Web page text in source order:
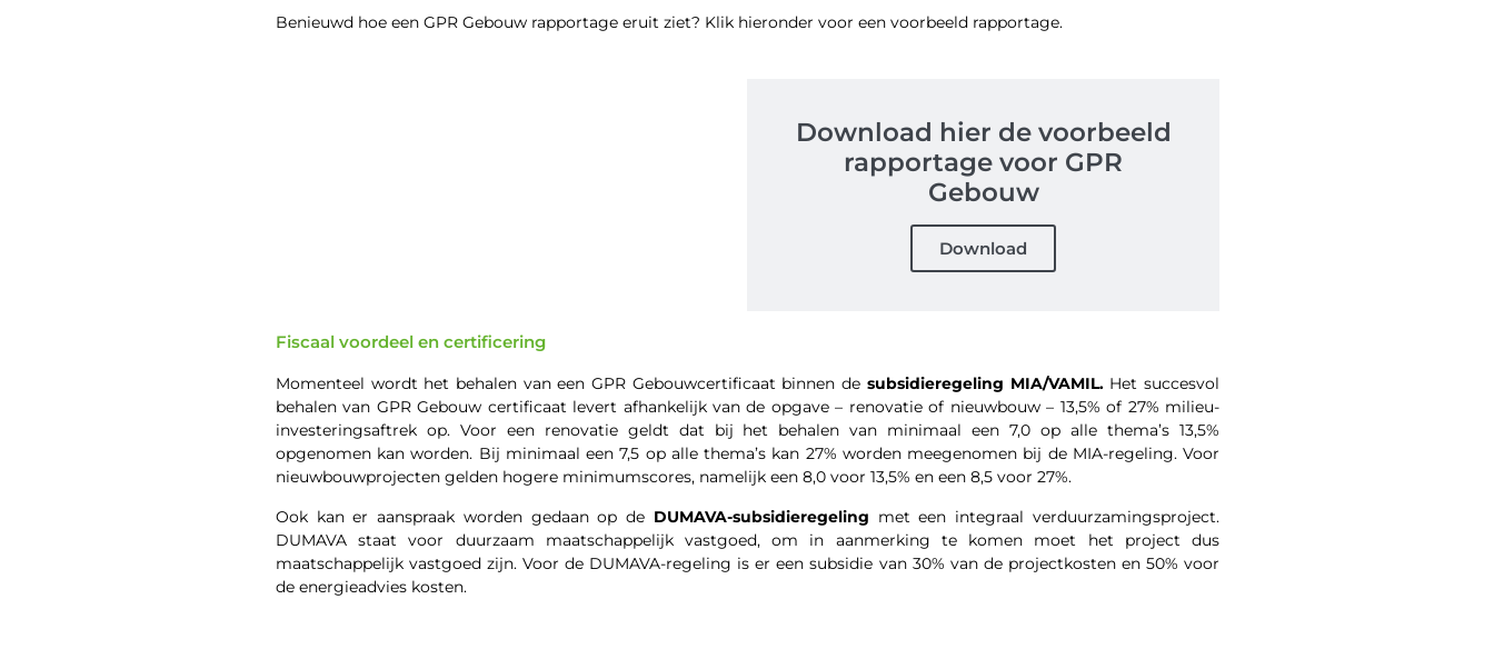
Benieuwd hoe een GPR Gebouw rapportage eruit ziet? Klik hieronder voor een voorbeeld rapportage.
Download hier de voorbeeld
rapportage voor GPR
Gebouw
Download
Fiscaal voordeel en certificering
Momenteel wordt het behalen van een GPR Gebouwcertificaat binnen de subsidieregeling MIA/VAMIL. Het succesvol
behalen van GPR Gebouw certificaat levert afhankelijk van de opgave – renovatie of nieuwbouw – 13,5% of 27% milieu-
investeringsaftrek op. Voor een renovatie geldt dat bij het behalen van minimaal een 7,0 op alle thema’s 13,5%
opgenomen kan worden. Bij minimaal een 7,5 op alle thema’s kan 27% worden meegenomen bij de MIA-regeling. Voor
nieuwbouwprojecten gelden hogere minimumscores, namelijk een 8,0 voor 13,5% en een 8,5 voor 27%.
Ook kan er aanspraak worden gedaan op de DUMAVA-subsidieregeling met een integraal verduurzamingsproject.
DUMAVA staat voor duurzaam maatschappelijk vastgoed, om in aanmerking te komen moet het project dus
maatschappelijk vastgoed zijn. Voor de DUMAVA-regeling is er een subsidie van 30% van de projectkosten en 50% voor
de energieadvies kosten.